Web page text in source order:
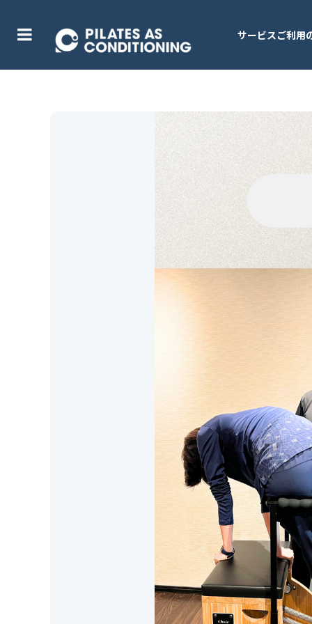
サービスご利用